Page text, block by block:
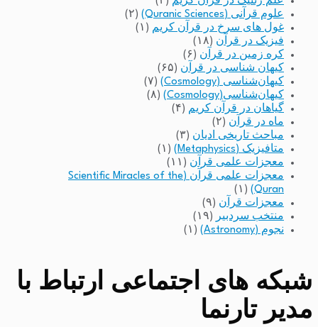
علوم قرآنی (Quranic Sciences)
(۲)
غول های سرخ در قرآن کریم (۱)
فیزیک در قرآن (۱۸)
کره زمین در قرآن (۶)
کیهان شناسی در قرآن (۶۵)
کیهان‌شناسی (Cosmology)
(۷)
کیهان‌شناسی(Cosmology)
(۸)
گیاهان در قرآن کریم (۴)
ماه در قرآن (۲)
مباحث تاریخی ادیان (۳)
متافیزیک (Metaphysics)
(۱)
معجزات علمی قرآن (۱۱)
معجزات علمی قرآن (Scientific Miracles of the
Quran)
(۱)
معجزات قرآن (۹)
منتخب سردبیر
(۱۹)
نجوم (Astronomy)
(۱)
شبکه های اجتماعی ارتباط با
مدیر تارنما